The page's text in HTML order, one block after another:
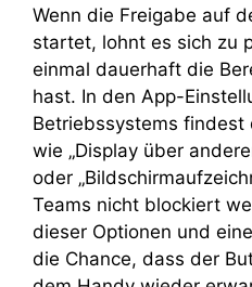
Wenn die Freigabe auf
startet, lohnt es sich zu
einmal dauerhaft die
hast. In den App-
Betriebssystems findest
wie „Display über
oder
Teams nicht blockiert
dieser Optionen und
die Chance, dass der